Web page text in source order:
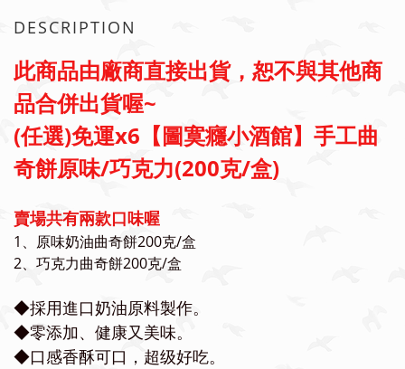
DESCRIPTION
此商品由廠商直接出貨，恕不與其他商
品合併出貨喔~
(任選)免運x6【圖寞癮小酒館】手工曲
奇餅原味/巧克力(200克/盒)
賣場共有兩款口味喔
1、原味奶油曲奇餅200克/盒
2、巧克力曲奇餅200克/盒
◆採用進口奶油原料製作。
◆零添加、健康又美味。
◆口感香酥可口，超级好吃。